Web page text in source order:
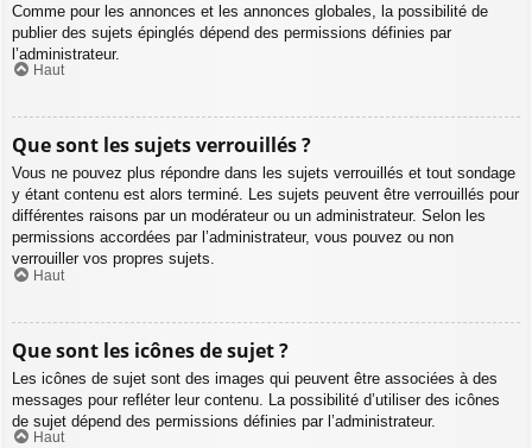
Comme pour les annonces et les annonces globales, la possibilité de
publier des sujets épinglés dépend des permissions définies par
l’administrateur.
Haut
Que sont les sujets verrouillés ?
Vous ne pouvez plus répondre dans les sujets verrouillés et tout sondage
y étant contenu est alors terminé. Les sujets peuvent être verrouillés pour
différentes raisons par un modérateur ou un administrateur. Selon les
permissions accordées par l’administrateur, vous pouvez ou non
verrouiller vos propres sujets.
Haut
Que sont les icônes de sujet ?
Les icônes de sujet sont des images qui peuvent être associées à des
messages pour refléter leur contenu. La possibilité d’utiliser des icônes
de sujet dépend des permissions définies par l’administrateur.
Haut